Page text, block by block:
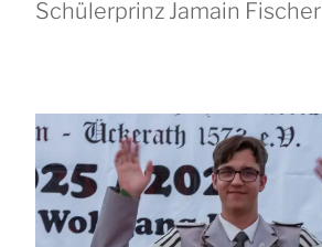
Schülerprinz Jamain Fischer